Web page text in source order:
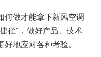
何做才能拿下新风空调
径”，做好产品、技术
地应对各种考验。